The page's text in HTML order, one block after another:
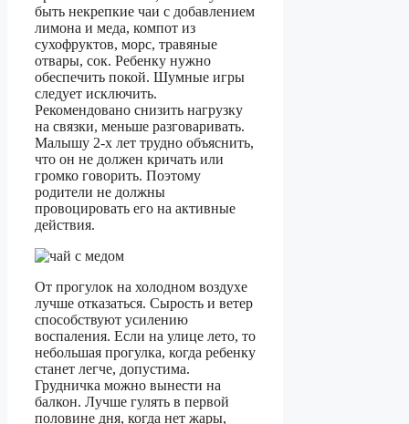
быть некрепкие чаи с добавлением
лимона и меда, компот из
сухофруктов, морс, травяные
отвары, сок. Ребенку нужно
обеспечить покой. Шумные игры
следует исключить.
Рекомендовано снизить нагрузку
на связки, меньше разговаривать.
Малышу 2-х лет трудно объяснить,
что он не должен кричать или
громко говорить. Поэтому
родители не должны
провоцировать его на активные
действия.
От прогулок на холодном воздухе
лучше отказаться. Сырость и ветер
способствуют усилению
воспаления. Если на улице лето, то
небольшая прогулка, когда ребенку
станет легче, допустима.
Грудничка можно вынести на
балкон. Лучше гулять в первой
половине дня, когда нет жары,